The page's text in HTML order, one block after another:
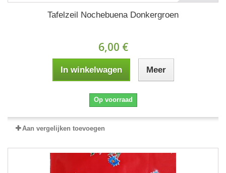
Tafelzeil Nochebuena Donkergroen
6,00 €
In winkelwagen Meer
Op voorraad
Aan vergelijken toevoegen